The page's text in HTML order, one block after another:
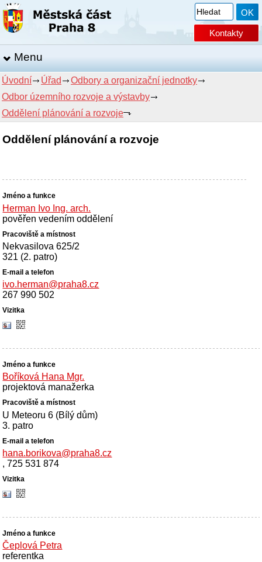
Kontakty
Menu
Úvodní Úřad
Odbory a organizační jednotky
Odbor územního rozvoje a výstavby
Oddělení plánování a rozvoje
Oddělení plánování a rozvoje
Herman Ivo Ing. arch.
pověřen vedením oddělení
Nekvasilova 625/2
321 (2. patro)
ivo.herman@praha8.cz
267 990 502
Boříková Hana Mgr.
projektová manažerka
U Meteoru 6 (Bílý dům)
3. patro
hana.borikova@praha8.cz
, 725 531 874
Čeplová Petra
referentka